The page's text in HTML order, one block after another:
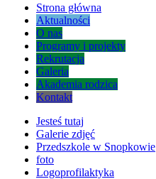
Strona główna
Aktualności
O nas
Programy i projekty
Rekrutacja
Galeria
Akademia rodzica
Kontakt
Jesteś tutaj
Galerie zdjęć
Przedszkole w Snopkowie
foto
Logoprofilaktyka